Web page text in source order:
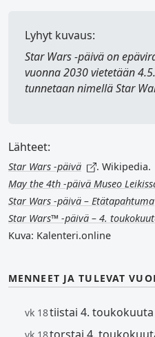
Lyhyt kuvaus:
Star Wars ‑päiväon
vuonna 2030 vietetään
tunnetaan nimelläStar
Lähteet:
Star Wars -päivä
. Wikipedia.
May the 4th -päivä Museo
Star Wars -päivä – Etätapahtuma
Star Wars™ -päivä – 4.
Kuva: Kalenteri.online
MENNEET JA TULEVAT
vk 18tiistai 4. toukokuuta
vk 18